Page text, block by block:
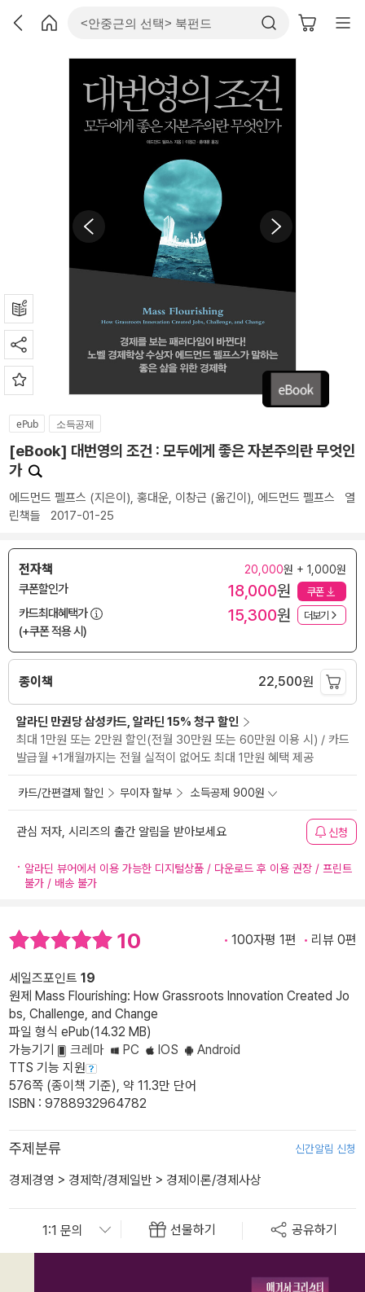
ePub 소득공제
[eBook] 대번영의 조건 : 모두에게 좋은 자본주의란 무엇인
가
에드먼드 펠프스 (지은이), 홍대운, 이창근 (옮긴이), 에드먼드 펠프스
열
린책들 2017-01-25
전자책 20,000원 + 1,000원
쿠폰할인가 18,000원 쿠폰
카드최대혜택가
(+쿠폰 적용 시)
15,300원 더보기
종이책 22,500원
알라딘 만권당 삼성카드, 알라딘 15% 청구 할인
최대 1만원 또는 2만원 할인(전월 30만원 또는 60만원 이용 시) / 카드
발급월 +1개월까지는 전월 실적이 없어도 최대 1만원 혜택 제공
카드/간편결제 할인 무이자 할부 소득공제 900원
관심 저자, 시리즈의 출간 알림을 받아보세요 신청
알라딘 뷰어에서 이용 가능한 디지털상품 / 다운로드 후 이용 권장 / 프린트
불가 / 배송 불가
10 100자평 1편 리뷰 0편
세일즈포인트 19
원제 Mass Flourishing: How Grassroots Innovation Created Jo
bs, Challenge, and Change
파일 형식 ePub(14.32 MB)
가능기기
크레마 PC IOS
Android
TTS 기능 지원
576쪽 (종이책 기준), 약 11.3만 단어
ISBN : 9788932964782
주제분류 신간알림 신청
경제경영 > 경제학/경제일반 > 경제이론/경제사상
선물하기 공유하기